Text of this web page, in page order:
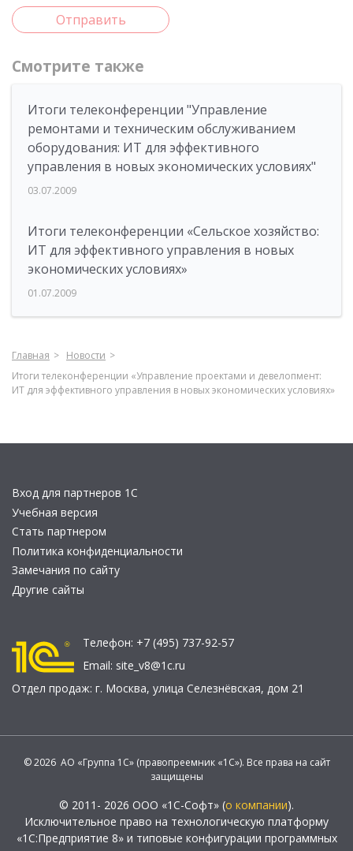
Отправить
Смотрите также
Итоги телеконференции "Управление
ремонтами и техническим обслуживанием
оборудования: ИТ для эффективного
управления в новых экономических условиях"
03.07.2009
Итоги телеконференции «Сельское хозяйство:
ИТ для эффективного управления в новых
экономических условиях»
01.07.2009
Главная
Новости
Итоги телеконференции «Управление проектами и девелопмент:
ИТ для эффективного управления в новых экономических условиях»
Вход для партнеров 1С
Учебная версия
Стать партнером
Политика конфиденциальности
Замечания по сайту
Другие сайты
Телефон: +7 (495) 737-92-57
Email: site_v8@1c.ru
Отдел продаж: г. Москва, улица Селезнёвская, дом 21
© 2026 АО «Группа 1С» (правопреемник «1С»). Все права на сайт
защищены
© 2011- 2026 ООО «1С-Софт» (о компании).
Исключительное право на технологическую платформу
«1С:Предприятие 8» и типовые конфигурации программных